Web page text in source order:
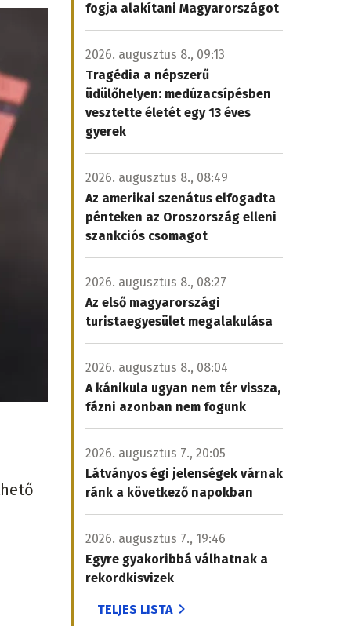
fogja alakítani Magyarországot
2026. augusztus 8., 09:13
Tragédia a népszerű
üdülőhelyen: medúzacsípésben
vesztette életét egy 13 éves
gyerek
2026. augusztus 8., 08:49
Az amerikai szenátus elfogadta
pénteken az Oroszország elleni
szankciós csomagot
2026. augusztus 8., 08:27
Az első magyarországi
turistaegyesület megalakulása
2026. augusztus 8., 08:04
A kánikula ugyan nem tér vissza,
fázni azonban nem fogunk
2026. augusztus 7., 20:05
Látványos égi jelenségek várnak
ránk a következő napokban
2026. augusztus 7., 19:46
Egyre gyakoribbá válhatnak a
rekordkisvizek
TELJES LISTA